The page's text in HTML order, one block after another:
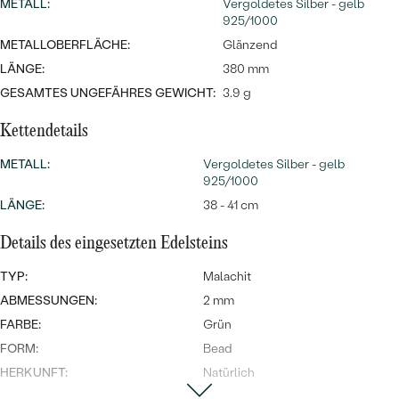
Meistverkaufte
Eheringe
ANSCHAUEN
MIT EDELSTEIN
NACH MATERIAL
GOLD
EDELSTEINSCHMUCK
SCHMUCK MIT LAB GROWN
DIAMANTEN
NACH STYL
PERSONALISIERT
MINIMALISTISCH
NACH ANLASS
PREISWERTE
LUXURIÖSE
LUXURIÖSE
METALL:
Vergoldetes Silber - gelb
925/1000
METALLOBERFLÄCHE:
Glänzend
LÄNGE:
380 mm
GESAMTES UNGEFÄHRES GEWICHT: 3.9 g
Kettendetails
METALL:
Vergoldetes Silber - gelb
925/1000
LÄNGE: 38 - 41 cm
Details des eingesetzten Edelsteins
TYP:
Malachit
ABMESSUNGEN:
2 mm
FARBE:
Grün
FORM:
Bead
HERKUNFT:
Natürlich